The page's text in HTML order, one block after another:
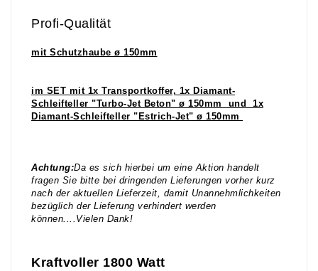
Profi-Qualität
mit Schutzhaube ø 150mm
im SET mit 1x Transportkoffer, 1x Diamant-
Schleifteller "Turbo-Jet Beton" ø 150mm und 1x
Diamant-Schleifteller "Estrich-Jet" ø 150mm
Achtung:Da es sich hierbei um eine Aktion handelt
fragen Sie bitte bei dringenden Lieferungen vorher kurz
nach der aktuellen Lieferzeit, damit Unannehmlichkeiten
bezüglich der Lieferung verhindert werden
können....Vielen Dank!
Kraftvoller 1800 Watt